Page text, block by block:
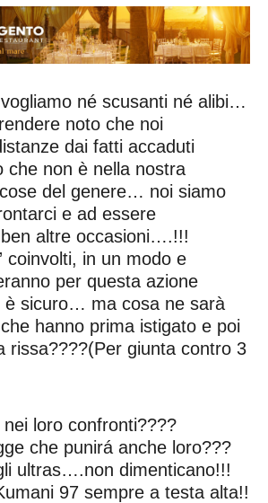
né scusanti né alibi…
noto che noi
dai fatti accaduti
che non è nella nostra
del genere… noi siamo
e ad essere
altre occasioni….!!!
coinvolti, in un modo e
per questa azione
è sicuro… ma cosa ne sarà
hanno prima istigato e poi
rissa????(Per giunta contro 3
loro confronti????
che punirá anche loro???
ultras….non dimenticano!!!
97 sempre a testa alta!!